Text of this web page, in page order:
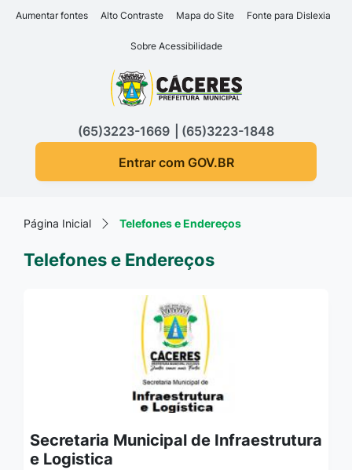
Seção de atalhos e links
Ir para o conteúdo [alt+1]
Ir para o rodapé [alt+4]
Aumentar fontes Alto Contraste Mapa do Site Fonte para Dislexia
Sobre Acessibilidade
Seção do menu principal
(65)3223-1669
(65)3223-1848
Entrar com GOV.BR
Página Inicial Telefones e Endereços
Telefones e Endereços
Secretaria Municipal de Infraestrutura
e Logistica